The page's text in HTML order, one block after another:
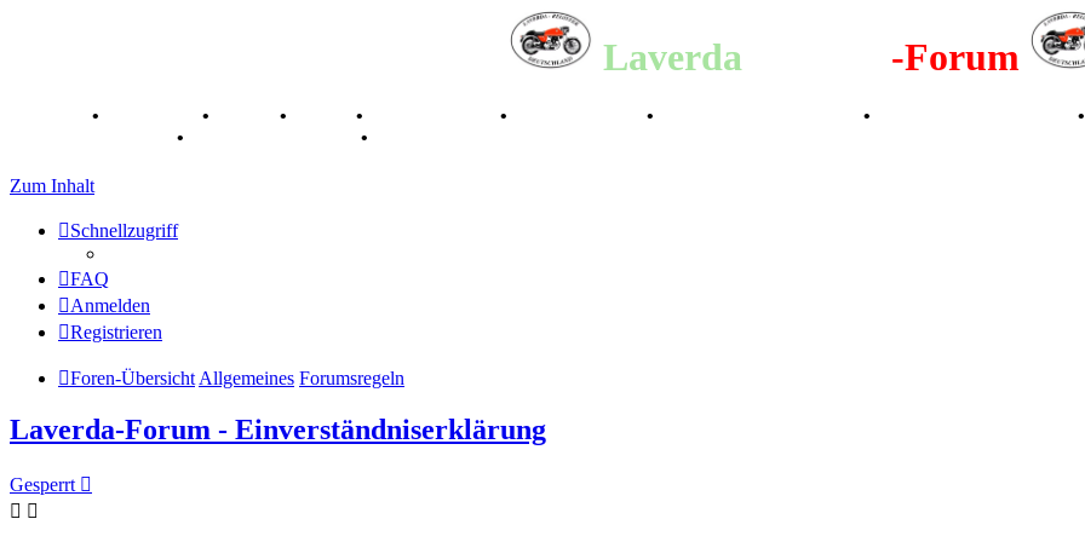
Laverda -Forum
• • • • • • • •
• •
Zum Inhalt
Schnellzugriff
FAQ
Anmelden
Registrieren
Foren-Übersicht Allgemeines Forumsregeln
Laverda-Forum - Einverständniserklärung
Gesperrt